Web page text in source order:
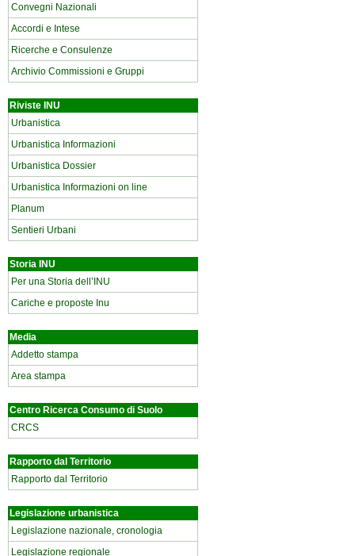
Convegni Nazionali
Accordi e Intese
Ricerche e Consulenze
Archivio Commissioni e Gruppi
Riviste INU
Urbanistica
Urbanistica Informazioni
Urbanistica Dossier
Urbanistica Informazioni on line
Planum
Sentieri Urbani
Storia INU
Per una Storia dell’INU
Cariche e proposte Inu
Media
Addetto stampa
Area stampa
Centro Ricerca Consumo di Suolo
CRCS
Rapporto dal Territorio
Rapporto dal Territorio
Legislazione urbanistica
Legislazione nazionale, cronologia
Legislazione regionale